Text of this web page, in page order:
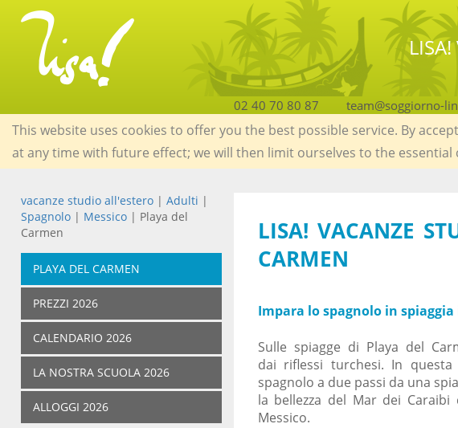
02 40 70 80 87 team@soggiorno-
This website uses cookies to offer you the best possible service. By
at any time with future effect; we will then limit ourselves to the essential
vacanze studio all'estero| Adulti |
Spagnolo| Messico| Playa del
Carmen
PLAYA DEL CARMEN
PREZZI 2026
CALENDARIO 2026
LA NOSTRA SCUOLA 2026
ALLOGGI 2026
LISA! VACANZE
CARMEN
Impara lo spagnolo in spiaggia
Sulle spiagge di Playa del
dai riflessi turchesi. In
spagnolo a due passi da una
la bellezza del Mar dei Caraibi
Messico.